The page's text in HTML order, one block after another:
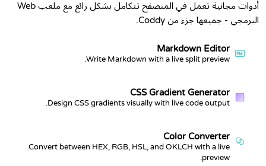
أدوات مجانية تعمل في المتصفح تتكامل بشكل رائع مع ملعب Web
البرمجي - جميعها جزء من Coddy.
Markdown Editor
Write Markdown with a live split preview.
CSS Gradient Generator
Design CSS gradients visually with live code output.
Color Converter
Convert between HEX, RGB, HSL, and OKLCH with a live
preview.